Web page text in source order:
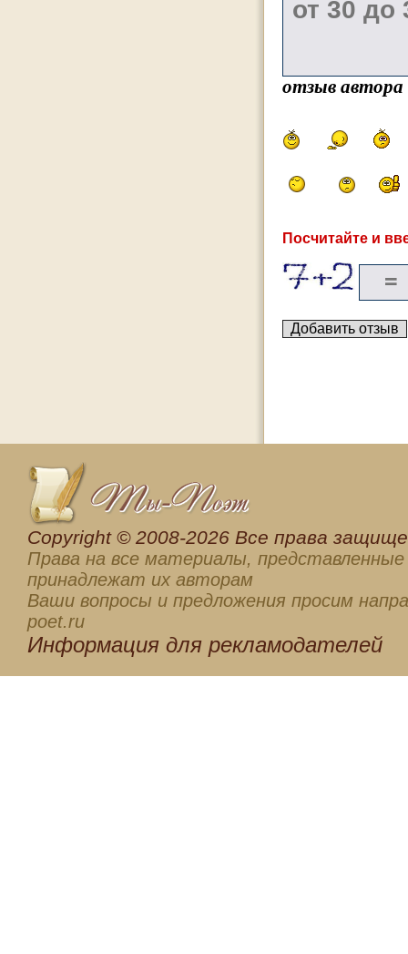
отзыв
Посчитайте и
Сopyright © 2008-2026 Все права
Права на все материалы, представленные
принадлежат их авторам
Ваши вопросы и предложения просим
poet.ru
Информация для рекламодателей